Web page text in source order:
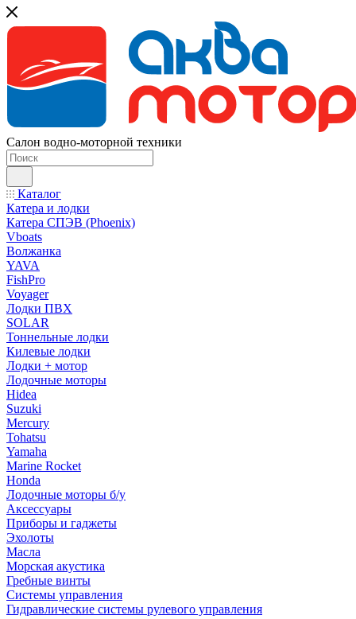
Салон водно-моторной техники
Каталог
Катера и лодки
Катера СПЭВ (Phoenix)
Vboats
Волжанка
YAVA
FishPro
Voyager
Лодки ПВХ
SOLAR
Тоннельные лодки
Килевые лодки
Лодки + мотор
Лодочные моторы
Hidea
Suzuki
Mercury
Tohatsu
Yamaha
Marine Rocket
Honda
Лодочные моторы б/у
Аксессуары
Приборы и гаджеты
Эхолоты
Масла
Морская акустика
Гребные винты
Системы управления
Гидравлические системы рулевого управления